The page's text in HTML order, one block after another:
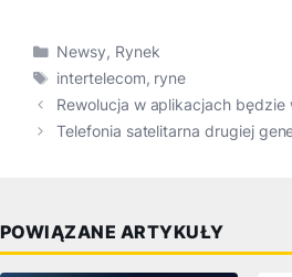
Kategorie
Newsy, Rynek
Tagi
intertelecom, ryne
Rewolucja w aplikacjach będzie
Telefonia satelitarna drugiej
POWIĄZANE ARTYKUŁY